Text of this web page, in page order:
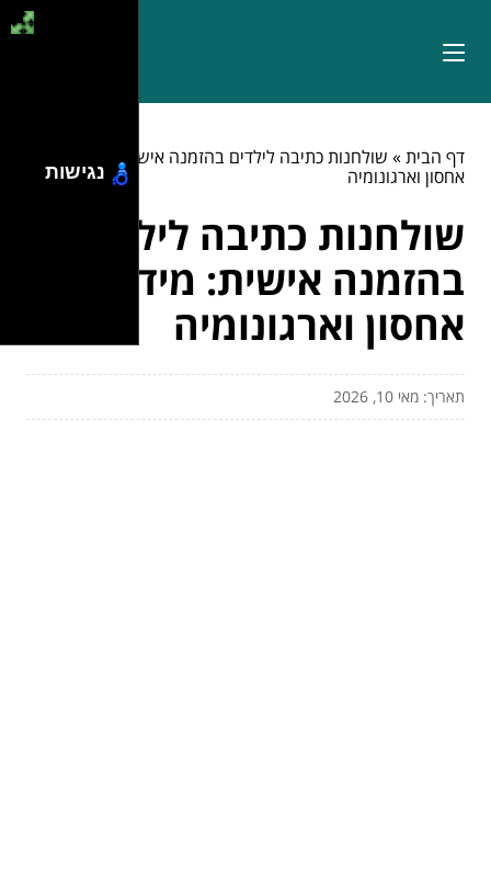
דף הבית» שולחנות כתיבה לילדים בהזמנה אישית: מידות,
אחסון וארגונומיה
שולחנות כתיבה לילדים
בהזמנה אישית: מידות,
אחסון וארגונומיה
תאריך: מאי 10, 2026
נגישות